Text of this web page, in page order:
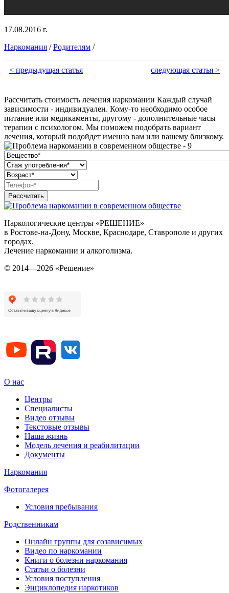
17.08.2016 г.
Наркомания /Родителям /
< предыдущая статья следующая статья >
Рассчитать стоимость лечения наркомании Каждый случай
зависимости - индивидуален. Кому-то необходимо особое
питание или медикаменты, другому - дополнительные часы
терапии с психологом. Мы поможем подобрать вариант
лечения, который подойдет именно вам или вашему близкому.
Рассчитать
Наркологические центры «РЕШЕНИЕ»
в Ростове-на-Дону, Москве, Краснодаре, Ставрополе и других
городах.
Лечение наркомании и алкоголизма.
© 2014—2026 «Решение»
О нас
Центры
Специалисты
Видео отзывы
Текстовые отзывы
Наша жизнь
Модель лечения и реабилитации
Документы
Наркомания
Фотогалерея
Условия пребывания
Родственникам
Онлайн группы для созависимых
Видео по наркомании
Книги о болезни наркомания
Статьи о болезни
Условия поступления
Энциклопедия наркотиков